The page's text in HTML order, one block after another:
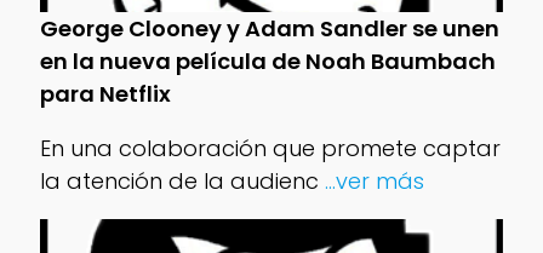
George Clooney y Adam Sandler se unen
en la nueva película de Noah Baumbach
para Netflix
En una colaboración que promete captar
la atención de la audienc ...ver más